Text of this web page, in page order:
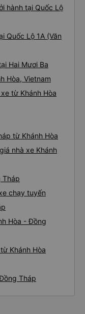
hành tại Quốc Lộ
Quốc Lộ 1A (Văn
Hai Mươi Ba
Hòa, Vietnam
từ Khánh Hòa
từ Khánh Hòa
nhà xe Khánh
Tháp
chạy tuyến
Hòa - Đồng
Khánh Hòa
Tháp